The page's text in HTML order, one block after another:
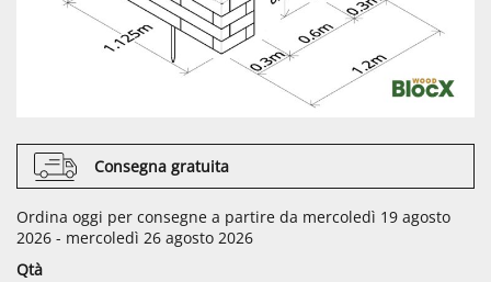
Consegna gratuita
Ordina oggi per consegne a partire da mercoledì 19 agosto
2026 - mercoledì 26 agosto 2026
Qtà